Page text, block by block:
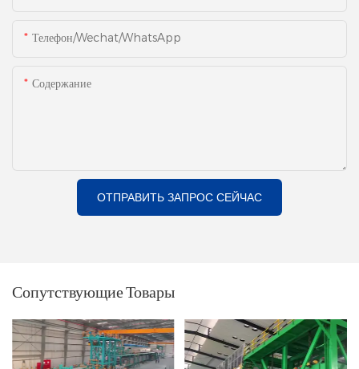
Телефон/Wechat/WhatsApp
Содержание
ОТПРАВИТЬ ЗАПРОС СЕЙЧАС
Сопутствующие Товары